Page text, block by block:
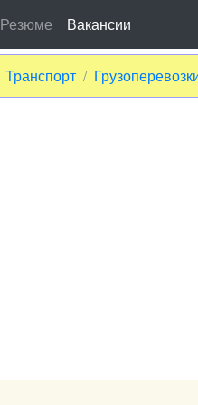
Резюме Вакансии
Транспорт